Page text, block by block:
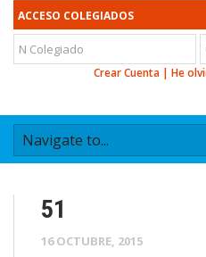
ACCESO COLEGIADOS
Crear Cuenta| He
51
16 OCTUBRE, 2015